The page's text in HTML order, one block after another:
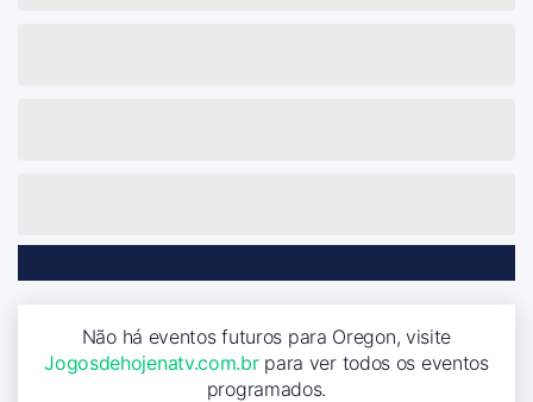
Não há eventos futuros para Oregon, visite
Jogosdehojenatv.com.brpara ver todos os eventos
programados.